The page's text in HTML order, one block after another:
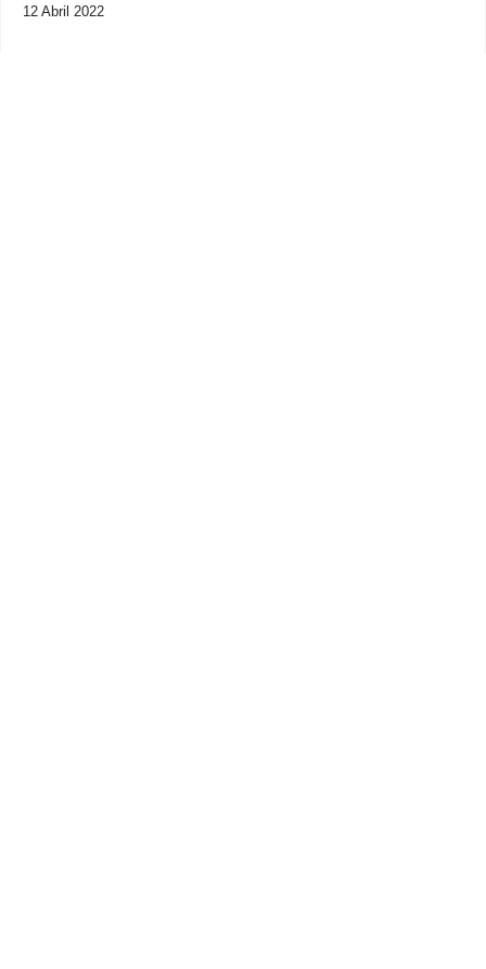
12 Abril 2022